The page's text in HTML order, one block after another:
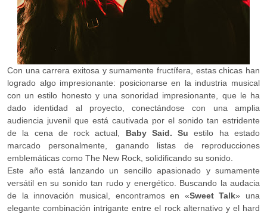
Con una carrera exitosa y sumamente fructífera, estas chicas han
logrado algo impresionante: posicionarse en la industria musical
con un estilo honesto y una sonoridad impresionante, que le ha
dado identidad al proyecto, conectándose con una amplia
audiencia juvenil que está cautivada por el sonido tan estridente
de la cena de rock actual, Baby Said. Su estilo ha estado
marcado personalmente, ganando listas de reproducciones
emblemáticas como The New Rock, solidificando su sonido.
Este año está lanzando un sencillo apasionado y sumamente
versátil en su sonido tan rudo y energético. Buscando la audacia
de la innovación musical, encontramos en «Sweet Talk» una
elegante combinación intrigante entre el rock alternativo y el hard